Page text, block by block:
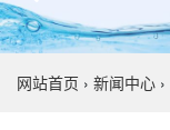
网站首页 › 新闻中心 ›